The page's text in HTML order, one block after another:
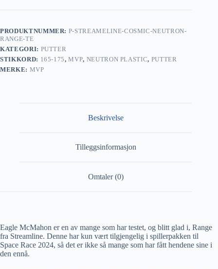
PRODUKTNUMMER: P-STREAMELINE-COSMIC-NEUTRON-
RANGE-TE
KATEGORI: PUTTER
STIKKORD: 165-175,MVP, NEUTRON PLASTIC, PUTTER
MERKE: MVP
Beskrivelse
Tilleggsinformasjon
Omtaler (0)
Eagle McMahon er en av mange som har testet, og blitt glad i, Range
fra Streamline. Denne har kun vært tilgjengelig i spillerpakken til
Space Race 2024, så det er ikke så mange som har fått hendene sine i
den ennå.